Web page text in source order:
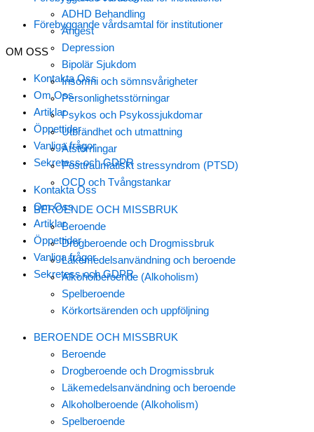
Förebyggande vårdsamtal för institutioner
OM OSS
Kontakta Oss
Om Oss
Artiklar
Öppettider
Vanliga frågor
Sekretess och GDPR
Kontakta Oss
Om Oss
Artiklar
Öppettider
Vanliga frågor
Sekretess och GDPR
ADHD Behandling
Ångest
Depression
Bipolär Sjukdom
Insomni och sömnsvårigheter
Personlighetsstörningar
Psykos och Psykossjukdomar
Utbrändhet och utmattning
Ätstörningar
Posttraumatiskt stressyndrom (PTSD)
OCD och Tvångstankar
BEROENDE OCH MISSBRUK
Beroende
Drogberoende och Drogmissbruk
Läkemedelsanvändning och beroende
Alkoholberoende (Alkoholism)
Spelberoende
Körkortsärenden och uppföljning
BEROENDE OCH MISSBRUK
Beroende
Drogberoende och Drogmissbruk
Läkemedelsanvändning och beroende
Alkoholberoende (Alkoholism)
Spelberoende